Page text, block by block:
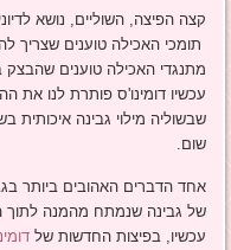
קצה הפיצה, השוליים, נושא
תומכי האכילה טוענים שצריך
מתנגדי האכילה טוענים
עכשיו דומינו'ס פותרת לנו את
שבשוליה מילוי גבינה איכותית
שום.
אחד הדברים האהובים ביותר
של גבינה שנמתח מהמנה לתוך
עכשיו, בפיצות החדשות של